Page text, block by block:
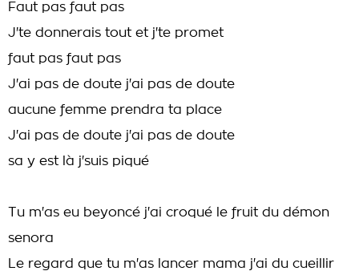
Faut pas faut pas
J'te donnerais tout et j'te promet
faut pas faut pas
J'ai pas de doute j'ai pas de doute
aucune femme prendra ta place
J'ai pas de doute j'ai pas de doute
sa y est là j'suis piqué
Tu m'as eu beyoncé j'ai croqué le fruit du démon
senora
Le regard que tu m'as lancer mama j'ai du cueillir